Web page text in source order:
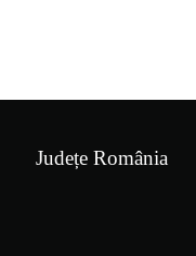
Județe România